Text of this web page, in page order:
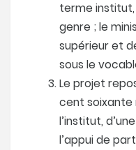
terme
genre ; le
supérieur et
sous le
Le projet
cent soixante
l’institut,
l’appui de